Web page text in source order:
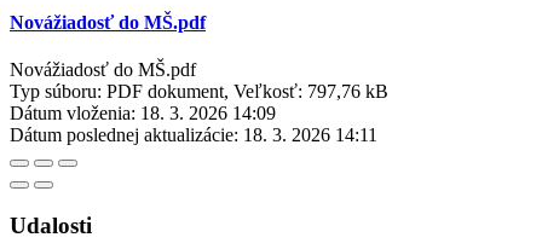
Novážiadosť do MŠ.pdf
Novážiadosť do MŠ.pdf
Typ súboru: PDF dokument, Veľkosť: 797,76 kB
Dátum vloženia: 18. 3. 2026 14:09
Dátum poslednej aktualizácie: 18. 3. 2026 14:11
Udalosti